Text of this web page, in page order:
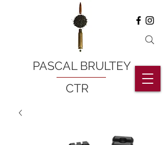
PASCAL BRULTEY
CTR